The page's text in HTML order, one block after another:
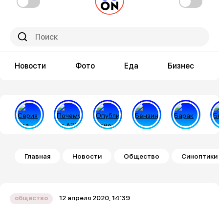
Новости Фото Еда Бизнес
Строка навигации
Главная Новости Общество
общество 12 апреля 2020, 14:39